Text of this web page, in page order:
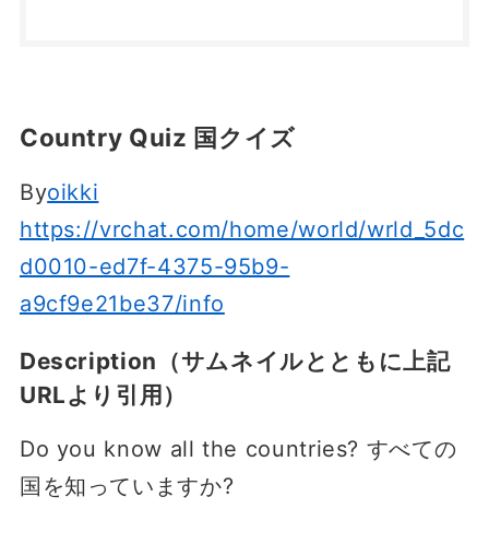
Country Quiz 国クイズ
Byoikki
https://vrchat.com/home/world/wrld_5dc
d0010-ed7f-4375-95b9-
a9cf9e21be37/info
Description（サムネイルとともに上記
URLより引用）
Do you know all the countries? すべての
国を知っていますか?